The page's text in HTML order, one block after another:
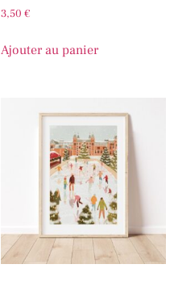
3,50 €
Ajouter au panier